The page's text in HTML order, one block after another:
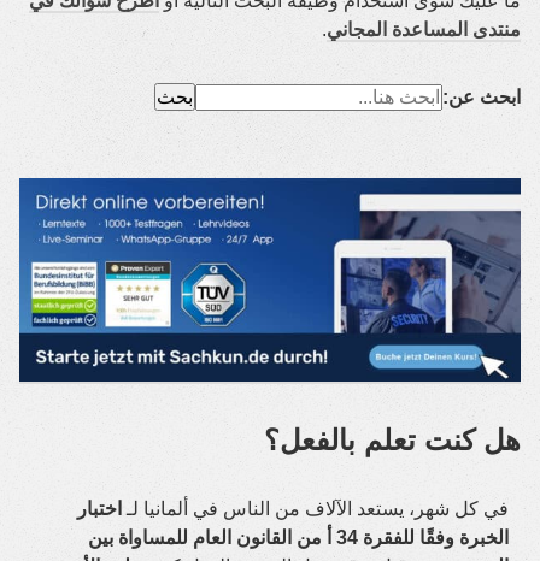
منتدى المساعدة المجاني.
ابحث عن:
هل كنت تعلم بالفعل؟
في كل شهر، يستعد الآلاف من الناس في ألمانيا لـ اختبار
الخبرة وفقًا للفقرة 34 أ من القانون العام للمساواة بين